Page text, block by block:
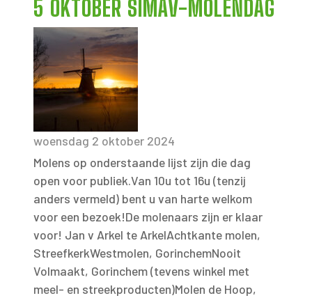
5 OKTOBER SIMAV-MOLENDAG
woensdag 2 oktober 2024
Molens op onderstaande lijst zijn die dag
open voor publiek.Van 10u tot 16u (tenzij
anders vermeld) bent u van harte welkom
voor een bezoek!De molenaars zijn er klaar
voor! Jan v Arkel te ArkelAchtkante molen,
StreefkerkWestmolen, GorinchemNooit
Volmaakt, Gorinchem (tevens winkel met
meel- en streekproducten)Molen de Hoop,